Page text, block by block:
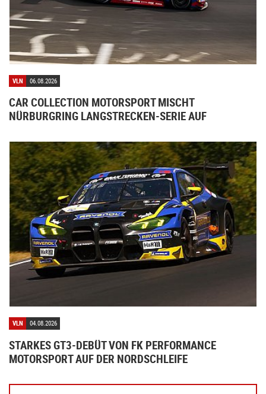
VLN 06.08.2026
CAR COLLECTION MOTORSPORT MISCHT
NÜRBURGRING LANGSTRECKEN-SERIE AUF
VLN 04.08.2026
STARKES GT3-DEBÜT VON FK PERFORMANCE
MOTORSPORT AUF DER NORDSCHLEIFE